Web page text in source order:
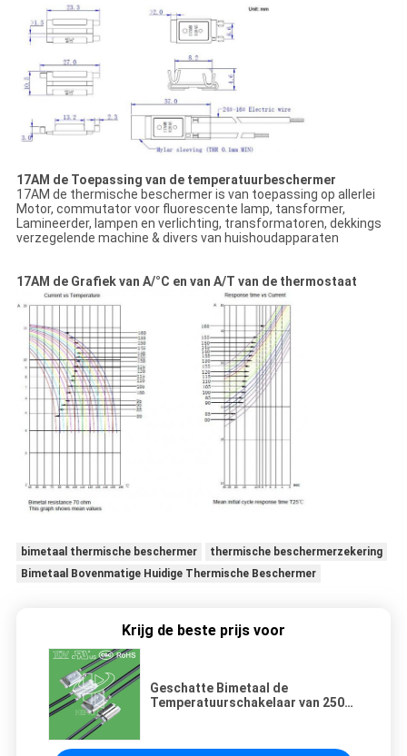
17AM de Toepassing van de temperatuurbeschermer
17AM de thermische beschermer is van toepassing op allerlei
Motor, commutator voor fluorescente lamp, tansformer,
Lamineerder, lampen en verlichting, transformatoren, dekkings
verzegelende machine & divers van huishoudapparaten
17AM de Grafiek van A/°C en van A/T van de thermostaat
bimetaal thermische beschermer
thermische beschermerzekering
Bimetaal Bovenmatige Huidige Thermische Beschermer
Krijg de beste prijs voor
Geschatte Bimetaal de
Temperatuurschakelaar van 250V